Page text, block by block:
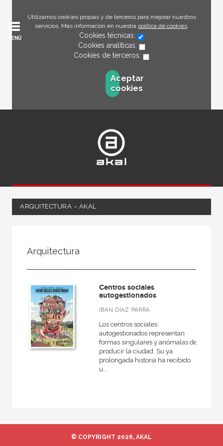
Utilizamos cookies propias y de terceros para mejorar nuestros
servicios. Más información en nuestra política de cookies.
Cookies técnicas:
Cookies analíticas:
Cookies de terceros:
Aceptar
cookies
MENÚ
ARQUITECTURA – AKAL
Ciencias humanas y sociales
Sociología
MATERIAS
Teoría sociológica
Sociedad actual
Arquitectura
Centros sociales
autogestionados
IBÁN DÍAZ PARRA
Los centros sociales
autogestionados representan
formas singulares y anómalas de
producir la ciudad. Su ya
prolongada historia ha recibido
u...
© COPYRIGHT 2026, AKAL